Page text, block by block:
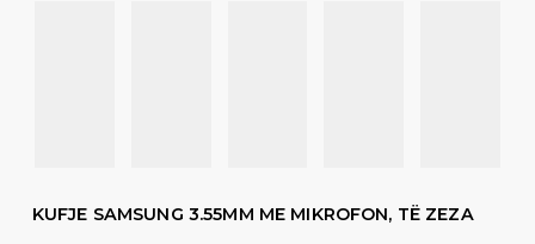
KUFJE SAMSUNG 3.55MM ME MIKROFON, TË ZEZA